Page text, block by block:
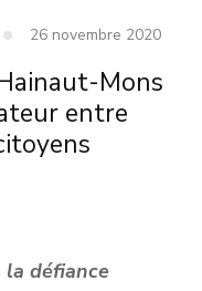
26 novembre 2020
Mons
entre
la défiance